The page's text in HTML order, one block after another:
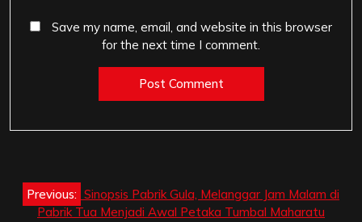
Save my name, email, and website in this browser
for the next time I comment.
Post
navigation
Previous: Sinopsis Pabrik Gula, Melanggar Jam Malam di
Pabrik Tua Menjadi Awal Petaka Tumbal Maharatu